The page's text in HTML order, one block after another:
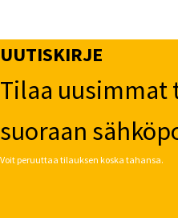
UUTISKIRJE
Tilaa uusimmat
suoraan
Voit peruuttaa tilauksen koska tahansa.